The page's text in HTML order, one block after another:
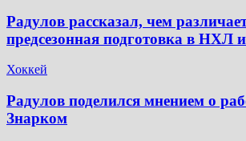
Радулов рассказал, чем
предсезонная подготовка в НХЛ
Хоккей
Радулов поделился мнением о
Знарком